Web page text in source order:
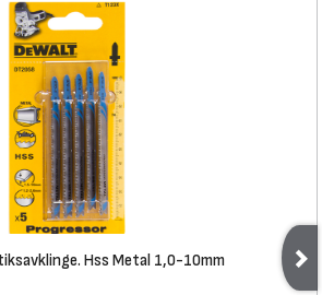
Hss Metal 1,0-10mm